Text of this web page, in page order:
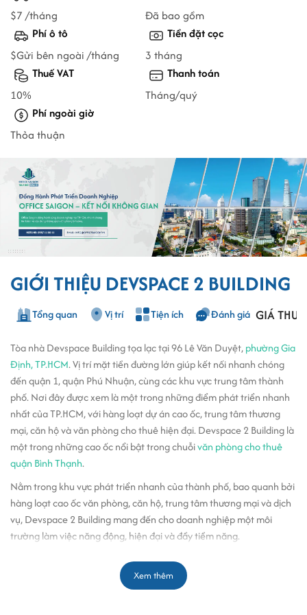
$7 /tháng
Đã bao gồm
Phí ô tô
$Gửi bên ngoài /tháng
Tiền đặt cọc
3 tháng
Thuế VAT
10%
Thanh toán
Tháng/quý
Phí ngoài giờ
Thỏa thuận
GIỚI THIỆU DEVSPACE 2 BUILDING
Tổng quan Vị trí Tiện ích Đánh giá GIÁ
Tòa nhà Devspace Building tọa lạc tại 96 Lê Văn Duyệt,phường Gia
Định, TP.HCM. Vị trí mặt tiền đường lớn giúp kết nối nhanh chóng
đến quận 1, quận Phú Nhuận, cùng các khu vực trung tâm thành
phố. Nơi đây được xem là một trong những điểm phát triển nhanh
nhất của TP.HCM, với hàng loạt dự án cao ốc, trung tâm thương
mại, căn hộ và văn phòng cho thuê hiện đại. Devspace 2 Building là
một trong những cao ốc nổi bật trong chuỗivăn phòng cho thuê
quận Bình Thạnh.
Nằm trong khu vực phát triển nhanh của thành phố, bao quanh bởi
hàng loạt cao ốc văn phòng, căn hộ, trung tâm thương mại và dịch
vụ, Devspace 2 Building mang đến cho doanh nghiệp một môi
trường làm việc năng động, hiện đại và đầy tiềm năng.
Văn phòng cho thuê phường Gia Địnhtại Devspace 2 Building nổi
bật nhờ không gian thoáng đãng, thiết kế thông minh và tiện ích
phong phú. Khu vực xung quanh tòa nhà tập trung nhiều tiện nghi
Xem thêm